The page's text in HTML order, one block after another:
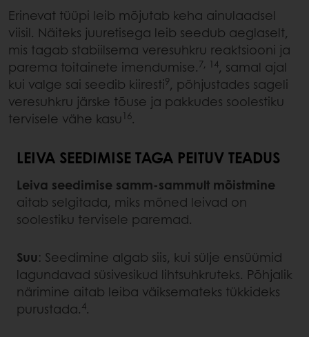
Erinevat tüüpi leib mõjutab keha ainulaadsel
viisil. Näiteks juuretisega leib seedub aeglaselt,
mis tagab stabiilsema veresuhkru reaktsiooni ja
parema toitainete imendumise.7, 14, samal ajal
kui valge sai seedib kiiresti9, põhjustades sageli
veresuhkru järske tõuse ja pakkudes soolestiku
tervisele vähe kasu 16.
LEIVA SEEDIMISE TAGA PEITUV TEADUS
Leiva seedimise samm-sammult mõistmine
aitab selgitada, miks mõned leivad on
soolestiku tervisele paremad.
Suu: Seedimine algab siis, kui sülje ensüümid
lagundavad süsivesikud lihtsuhkruteks. Põhjalik
närimine aitab leiba väiksemateks tükkideks
purustada.4.